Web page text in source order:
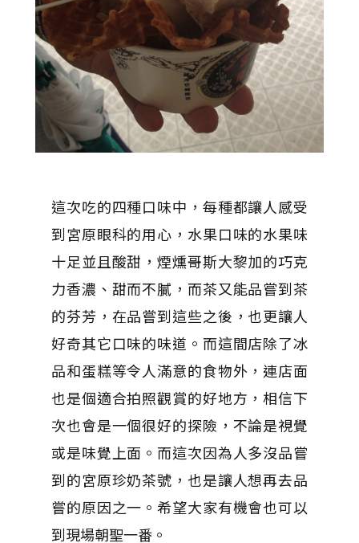
這次吃的四種口味中，每種都讓人感受
到宮原眼科的用心，水果口味的水果味
十足並且酸甜，煙燻哥斯大黎加的巧克
力香濃、甜而不膩，而茶又能品嘗到茶
的芬芳，在品嘗到這些之後，也更讓人
好奇其它口味的味道。而這間店除了冰
品和蛋糕等令人滿意的食物外，連店面
也是個適合拍照觀賞的好地方，相信下
次也會是一個很好的探險，不論是視覺
或是味覺上面。而這次因為人多沒品嘗
到的宮原珍奶茶號，也是讓人想再去品
嘗的原因之一。希望大家有機會也可以
到現場朝聖一番。